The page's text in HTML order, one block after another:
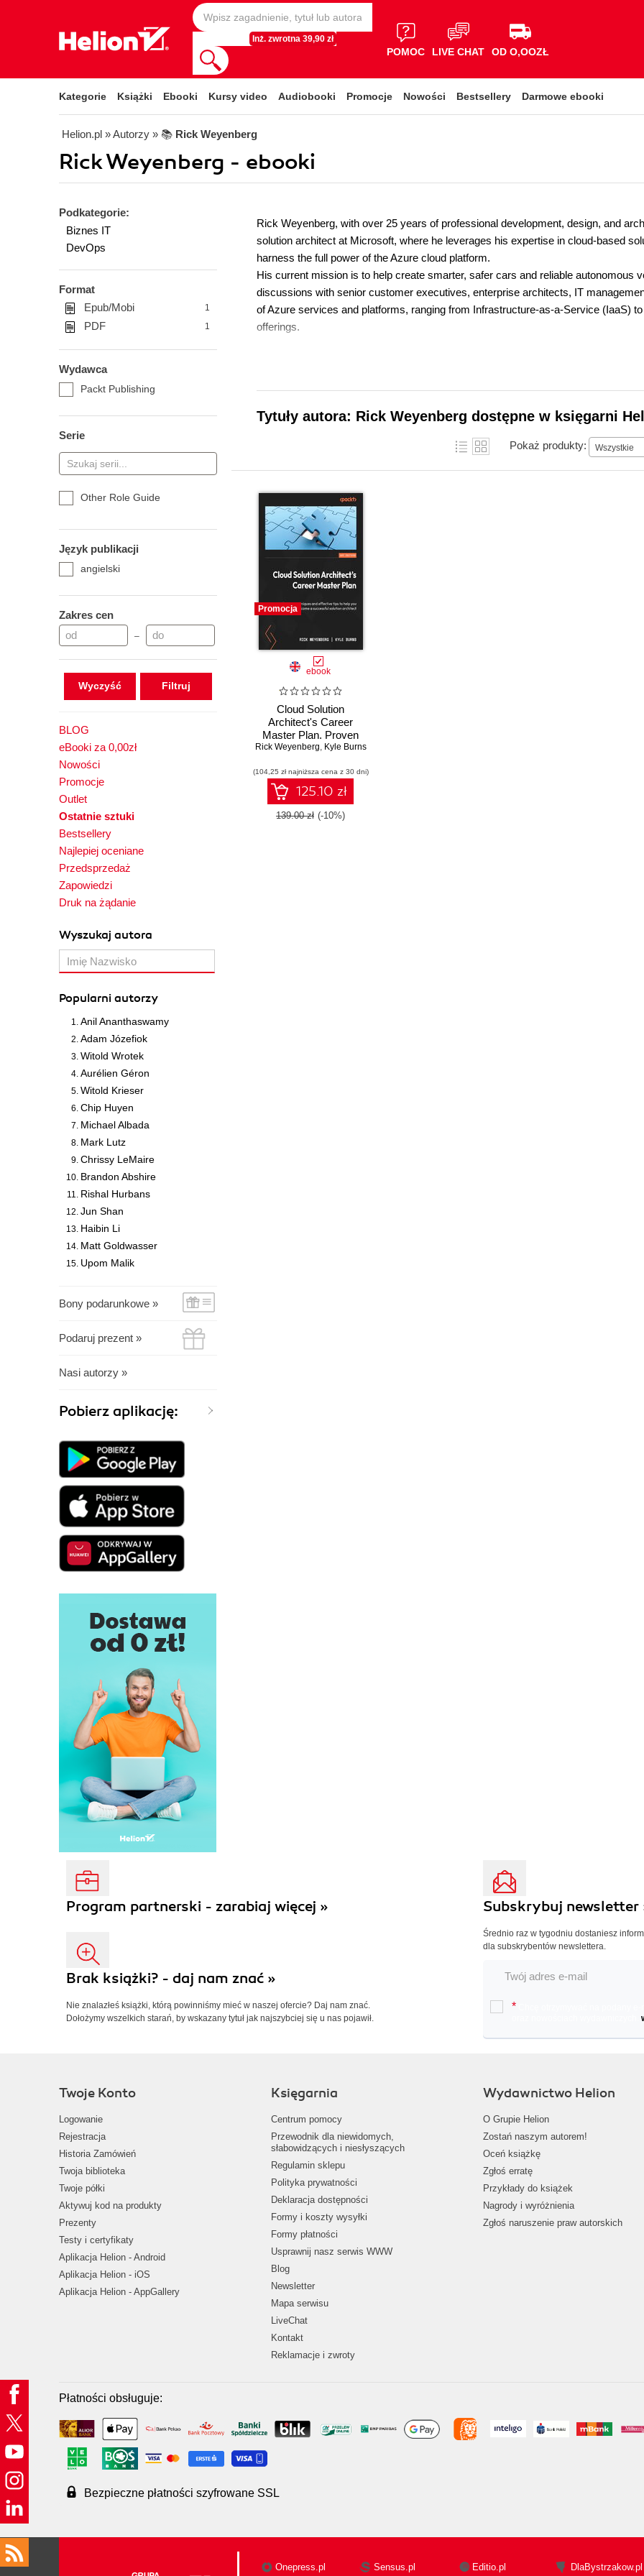
Inż. zwrotna 39,90 zł
POMOC LIVE CHAT OD O,OOZŁ
Kategorie Książki Ebooki Kursy video Audiobooki Promocje Nowości Bestsellery Darmowe ebooki
Helion.pl » Autorzy » 📚 Rick Weyenberg
Rick Weyenberg - ebooki
Podkategorie:
Biznes IT
DevOps
Format
Epub/Mobi
1
PDF 1
Wydawca
Packt Publishing
Serie
Other Role Guide
Język publikacji
angielski
Zakres cen
–
Wyczyść
BLOG
eBooki za 0,00zł
Nowości
Promocje
Outlet
Ostatnie sztuki
Bestsellery
Najlepiej oceniane
Przedsprzedaż
Zapowiedzi
Druk na żądanie
Wyszukaj autora
Popularni autorzy
Anil Ananthaswamy
Adam Józefiok
Witold Wrotek
Aurélien Géron
Witold Krieser
Chip Huyen
Michael Albada
Mark Lutz
Chrissy LeMaire
Brandon Abshire
Rishal Hurbans
Jun Shan
Haibin Li
Matt Goldwasser
Upom Malik
Bony podarunkowe »
Podaruj prezent »
Nasi autorzy »
Pobierz aplikację:
Rick Weyenberg, with over 25 years of professional development, design, and
solution architect at Microsoft, where he leverages his expertise in cloud-based
harness the full power of the Azure cloud platform.
His current mission is to help create smarter, safer cars and reliable autonomous
discussions with senior customer executives, enterprise architects, IT
of Azure services and platforms, ranging from Infrastructure-as-a-Service (IaaS)
offerings.
Tytuły autora: Rick Weyenberg dostępne w księgarni
Pokaż produkty: Wszystkie
Promocja
ebook
Cloud Solution
Architect's Career
Master Plan. Proven
techniques and
you become a
successful solution
architect
Rick Weyenberg, Kyle Burns
(104,25 zł najniższa cena z 30 dni)
125.10 zł
139.00 zł (-10%)
Program partnerski - zarabiaj więcej »
Brak książki? - daj nam znać »
Nie znalazłeś książki, którą powinniśmy mieć w naszej ofercie? Daj nam znać.
Dołożymy wszelkich starań, by wskazany tytuł jak najszybciej się u nas pojawił.
Subskrybuj newsletter
Średnio raz w tygodniu dostaniesz
dla subskrybentów newslettera.
*
Twoje Konto
Logowanie
Rejestracja
Historia Zamówień
Twoja biblioteka
Twoje półki
Aktywuj kod na produkty
Prezenty
Testy i certyfikaty
Aplikacja Helion - Android
Aplikacja Helion - iOS
Aplikacja Helion - AppGallery
Księgarnia
Centrum pomocy
Przewodnik dla niewidomych,
słabowidzących i niesłyszących
Regulamin sklepu
Polityka prywatności
Deklaracja dostępności
Formy i koszty wysyłki
Formy płatności
Usprawnij nasz serwis WWW
Blog
Newsletter
Mapa serwisu
LiveChat
Kontakt
Reklamacje i zwroty
Wydawnictwo Helion
O Grupie Helion
Zostań naszym autorem!
Oceń książkę
Zgłoś erratę
Przykłady do książek
Nagrody i wyróżnienia
Zgłoś naruszenie praw autorskich
Płatności obsługuje:
Bezpieczne płatności szyfrowane SSL
Onepress.pl Sensus.pl Editio.pl DlaBystrzakow.pl